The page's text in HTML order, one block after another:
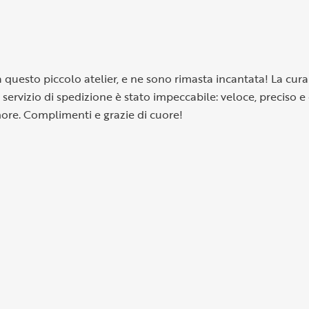
piccolo atelier, e ne sono rimasta incantata! La
di spedizione è stato impeccabile: veloce, preciso
Complimenti e grazie di cuore!